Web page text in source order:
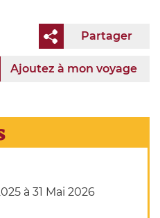
Partager
Ajoutez à mon voyage
à 31 Mai 2026